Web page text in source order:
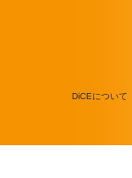
DiCEについて